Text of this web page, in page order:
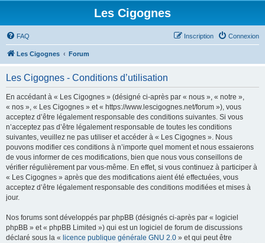
Les Cigognes
FAQ Connexion
Inscription
Les Cigognes Forum
Les Cigognes - Conditions d’utilisation
En accédant à « Les Cigognes » (désigné ci-après par « nous », « notre »,
« nos », « Les Cigognes » et « https://www.lescigognes.net/forum »), vous
acceptez d’être légalement responsable des conditions suivantes. Si vous
n’acceptez pas d’être légalement responsable de toutes les conditions
suivantes, veuillez ne pas utiliser et accéder à « Les Cigognes ». Nous
pouvons modifier ces conditions à n’importe quel moment et nous essaierons
de vous informer de ces modifications, bien que nous vous conseillons de
vérifier régulièrement par vous-même. En effet, si vous continuez à participer à
« Les Cigognes » après que des modifications aient été effectuées, vous
acceptez d’être légalement responsable des conditions modifiées et mises à
jour.
Nos forums sont développés par phpBB (désignés ci-après par « logiciel
phpBB » et « phpBB Limited ») qui est un logiciel de forum de discussions
déclaré sous la « licence publique générale GNU 2.0 » et qui peut être